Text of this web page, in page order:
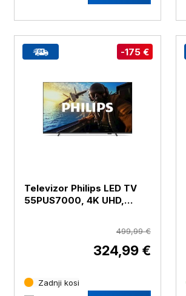
-175 €
Televizor Philips LED TV
55PUS7000, 4K UHD,
499,99 €
324,99 €
Zadnji kosi